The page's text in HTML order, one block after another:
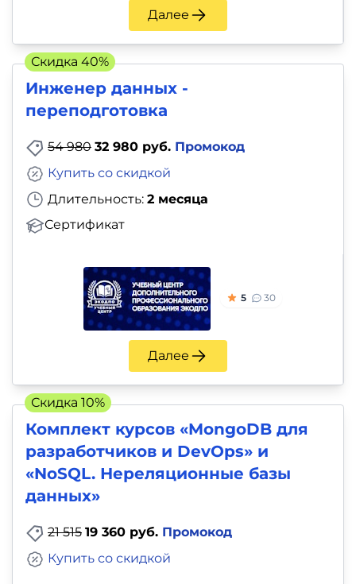
Далее
Инженер данных -
переподготовка
54 980 32 980 руб. Промокод
Длительность: 2 месяца
Сертификат
Купить со скидкой
5 30
Далее
Скидка 40%
Комплект курсов «MongoDB для
разработчиков и DevOps» и
«NoSQL. Нереляционные базы
данных»
21 515 19 360 руб. Промокод
Купить со скидкой
Скидка 10%